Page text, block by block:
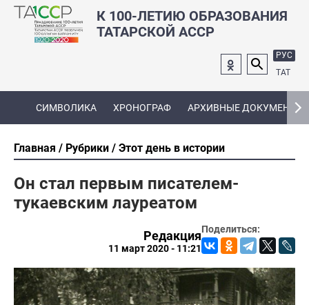
К 100-ЛЕТИЮ ОБРАЗОВАНИЯ
ТАТАРСКОЙ АССР
РУС
ТАТ
СИМВОЛИКА ХРОНОГРАФ АРХИВНЫЕ ДОКУМЕНТЫ
Главная Рубрики Этот день в истории
Он стал первым писателем-
тукаевским лауреатом
Поделиться:
Редакция
11 март 2020 - 11:21